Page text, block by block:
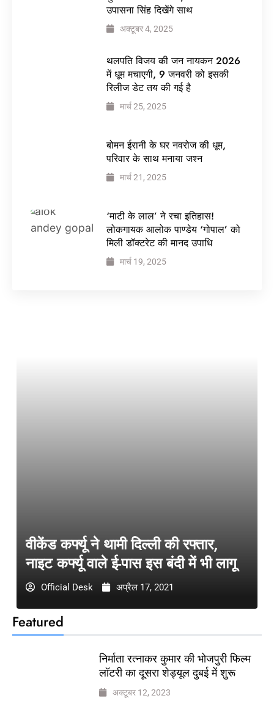
उपासना सिंह दिखेंगे साथ
अक्टूबर 4, 2025
थलपति विजय की जन नायकन 2026
में धूम मचाएगी, 9 जनवरी को इसकी
रिलीज डेट तय की गई है
मार्च 25, 2025
बोमन ईरानी के घर नवरोज की धूम,
परिवार के साथ मनाया जश्न
मार्च 21, 2025
‘माटी के लाल’ ने रचा इतिहास!
लोकगायक आलोक पाण्डेय ‘गोपाल’ को
मिली डॉक्टरेट की मानद उपाधि
मार्च 19, 2025
Featured
निर्माता रत्नाकर कुमार की भोजपुरी फिल्म
लॉटरी का दूसरा शेड्यूल दुबई में शुरू
अक्टूबर 12, 2023
वीकेंड कर्फ्यू ने थामी दिल्ली की रफ्तार,
नाइट कर्फ्यू वाले ई-पास इस बंदी में भी लागू
Official Desk अप्रैल 17, 2021